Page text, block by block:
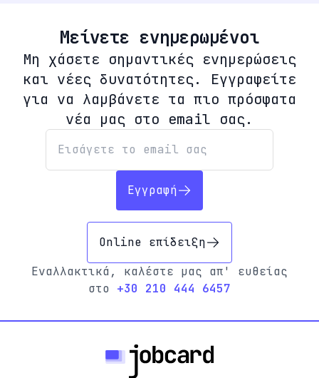
Μείνετε ενημερωμένοι
Μη χάσετε σημαντικές ενημερώσεις
και νέες δυνατότητες. Εγγραφείτε
για να λαμβάνετε τα πιο πρόσφατα
νέα μας στο email σας.
Εγγραφή
Online επίδειξη
Εναλλακτικά, καλέστε μας απ' ευθείας
στο +30 210 444 6457